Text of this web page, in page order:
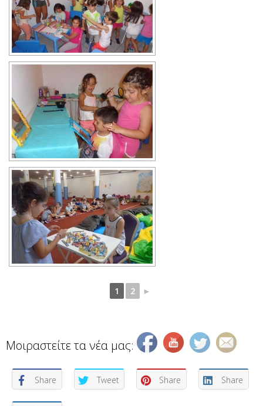
1 2 ►
Μοιραστείτε τα νέα μας:
Share Tweet Share Share